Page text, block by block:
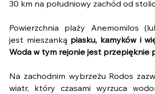
30 km na południowy zachód od
Powierzchnia plaży Anemomilos
jest mieszanką piasku, kamyków i
Woda w tym rejonie jest przepięknie
Na zachodnim wybrzeżu Rodos
wiatr, który czasami wyrzuca